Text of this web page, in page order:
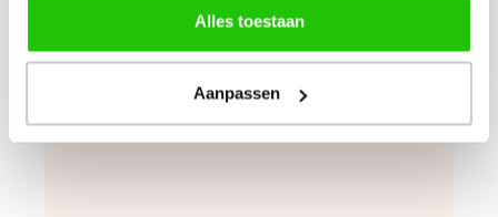
Alles toestaan
Aanpassen